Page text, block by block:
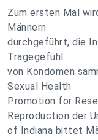
Zum ersten Mal
Männern
durchgeführt, die
Tragegefühl
von Kondomen
Sexual Health
Promotion for
Reproduction der
of Indiana bittet